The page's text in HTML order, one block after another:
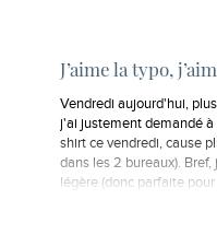
J’aime la typo,
Vendredi aujourd'hui,
j'ai justement demandé à
shirt ce vendredi, cause
dans les 2 bureaux).
légère (donc parfaite